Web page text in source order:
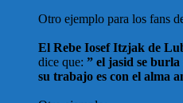
Otro ejemplo para los fans
El Rebe Iosef Itzjak de
dice que: ” el jasid se
su trabajo es con el alma